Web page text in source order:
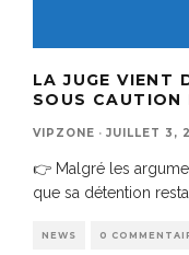
LA JUGE VIENT
SOUS CAUTION
VIPZONE · JUILLET 3,
👉 Malgré les
que sa détention
NEWS 0